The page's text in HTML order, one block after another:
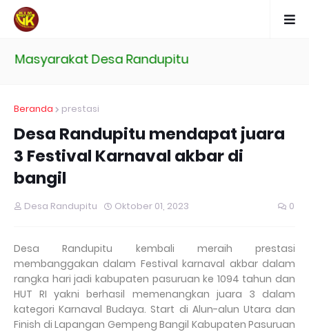
Desa Randupitu
Beranda prestasi
Desa Randupitu mendapat juara
3 Festival Karnaval akbar di
bangil
Desa Randupitu Oktober 01, 2023 0
Desa Randupitu kembali meraih prestasi
membanggakan dalam Festival karnaval akbar dalam
rangka hari jadi kabupaten pasuruan ke 1094 tahun dan
HUT RI yakni berhasil memenangkan juara 3 dalam
kategori Karnaval Budaya. Start di Alun-alun Utara dan
Finish di Lapangan Gempeng Bangil Kabupaten Pasuruan